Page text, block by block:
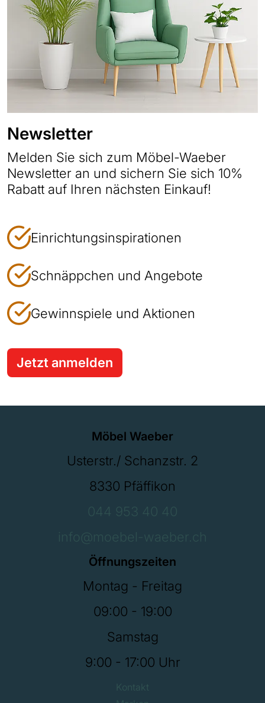
Newsletter
Melden Sie sich zum Möbel-Waeber
Newsletter an und sichern Sie sich 10%
Rabatt auf Ihren nächsten Einkauf!
Einrichtungsinspirationen
Schnäppchen und Angebote
Gewinnspiele und Aktionen
Jetzt anmelden
Möbel Waeber
Usterstr./ Schanzstr. 2
8330 Pfäffikon
044 953 40 40
info@moebel-waeber.ch
Öffnungszeiten
Montag - Freitag
09:00 - 19:00
Samstag
9:00 - 17:00 Uhr
Kontakt